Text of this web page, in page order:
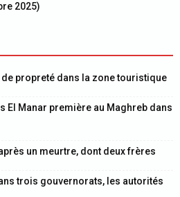
2025)
de propreté dans la zone touristique
El Manar première au Maghreb dans
un meurtre, dont deux frères
trois gouvernorats, les autorités